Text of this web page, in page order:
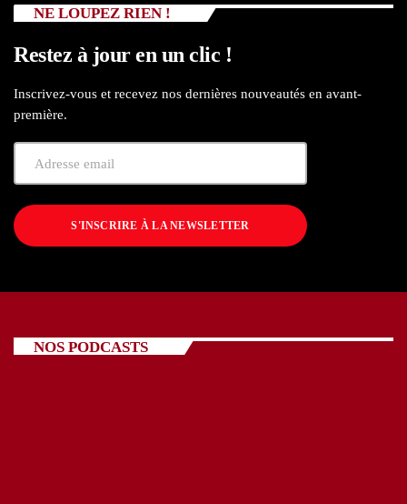
NE LOUPEZ RIEN !
Restez à jour en un clic !
Inscrivez-vous et recevez nos dernières nouveautés en avant-
première.
S'INSCRIRE À LA NEWSLETTER
NOS PODCASTS